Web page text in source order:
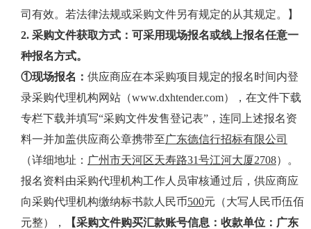
司有效。若法律法规或采购文件另有规定的从其规定。】
2. 采购文件获取方式：可采用现场报名或线上报名任意一
种报名方式。
①现场报名： 供应商应在本采购项目规定的报名时间内登
录采购代理机构网站（www.dxhtender.com），在文件下载
专栏下载并填写“采购文件发售登记表”， 连同上述报名资
料一并加盖供应商公章携带至广东德信行招标有限公司
（详细地址： 广州市天河区天寿路31号江河大厦2708）。
报名资料由采购代理机构工作人员审核通过后，供应商应
向采购代理机构缴纳标书款人民币500元（大写人民币伍佰
元整），
【采购文件购买汇款账号信息： 收款单位：广东